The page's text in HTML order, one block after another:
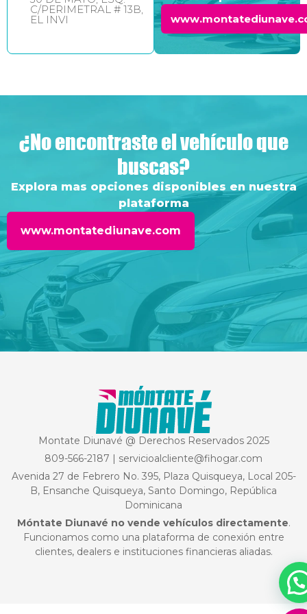
C/PERIMETRAL # 13B,
EL INVI
¿No encontraste el vehículo que
buscas?
Explora mas opciones disponibles en nuestra
plataforma
www.montatediunave.com
Montate Diunavé @ Derechos Reservados 2025
809-566-2187 | servicioalcliente@fihogar.com
Avenida 27 de Febrero No. 395, Plaza Quisqueya, Local 205-
B, Ensanche Quisqueya, Santo Domingo, República
Dominicana
Móntate Diunavé no vende vehículos directamente.
Funcionamos como una plataforma de conexión entre
clientes, dealers e instituciones financieras aliadas.